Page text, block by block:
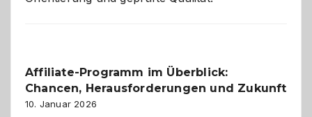
Affiliate-Programm im Überblick:
Chancen, Herausforderungen und Zukunft
10. Januar 2026